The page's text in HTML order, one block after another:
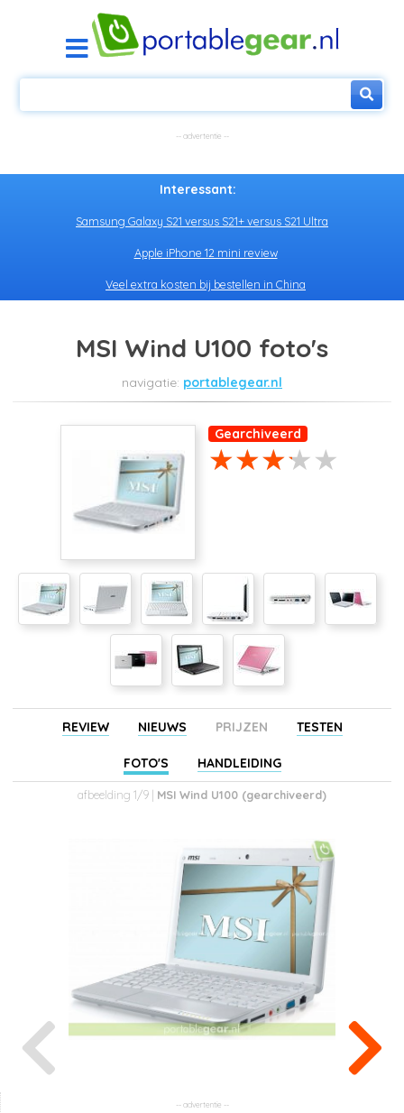
Interessant:
Samsung Galaxy S21 versus S21+ versus S21 Ultra
Apple iPhone 12 mini review
Veel extra kosten bij bestellen in China
MSI Wind U100 foto's
portablegear.nl
Gearchiveerd
REVIEW NIEUWS PRIJZEN TESTEN
FOTO'S HANDLEIDING
afbeelding 1/9 | MSI Wind U100 (gearchiveerd)